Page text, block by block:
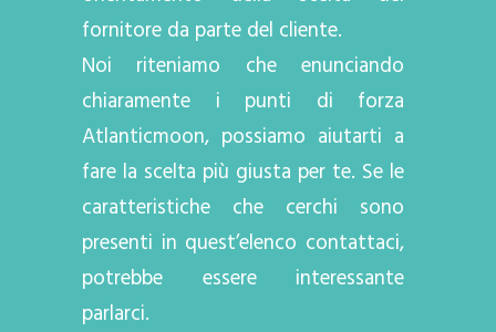
fornitore da parte del cliente.
Noi riteniamo che enunciando
chiaramente i punti di forza
Atlanticmoon, possiamo aiutarti a
fare la scelta più giusta per te. Se le
caratteristiche che cerchi sono
presenti in quest’elenco contattaci,
potrebbe essere interessante
parlarci.